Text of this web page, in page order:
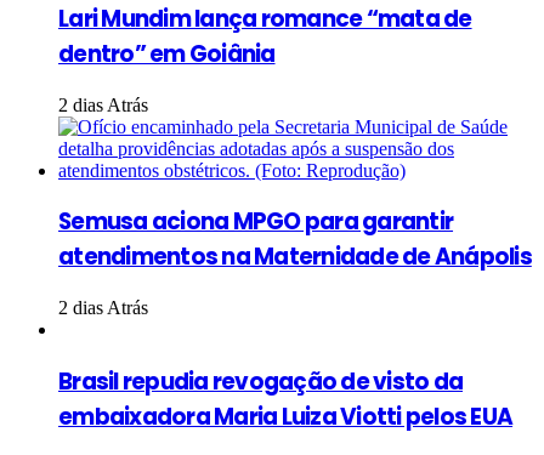
Lari Mundim lança romance “mata de
dentro” em Goiânia
2 dias Atrás
Semusa aciona MPGO para garantir
atendimentos na Maternidade de Anápolis
2 dias Atrás
Brasil repudia revogação de visto da
embaixadora Maria Luiza Viotti pelos EUA